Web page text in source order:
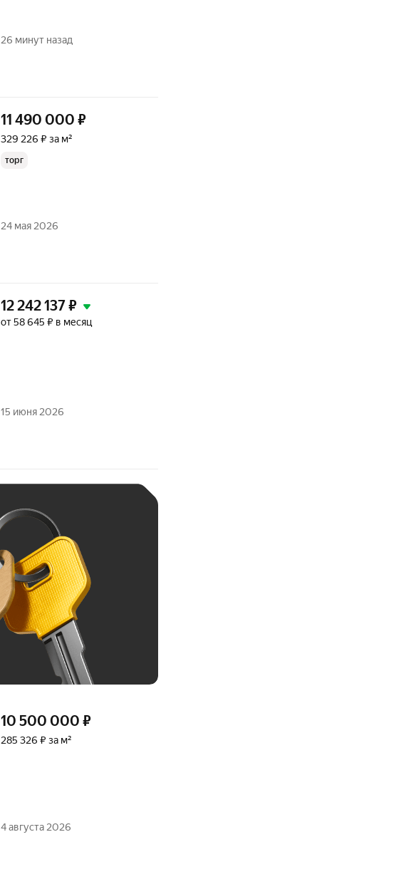
26 минут назад
11 490 000 ₽
329 226 ₽ за м²
торг
24 мая 2026
12 242 137₽
от 58 645 ₽ в месяц
15 июня 2026
10 500 000 ₽
285 326 ₽ за м²
4 августа 2026